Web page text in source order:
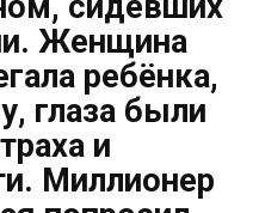
Женщина
ребёнка,
глаза были
и
Миллионер